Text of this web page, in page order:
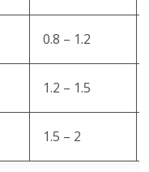
0.8 – 1.2
1.2 – 1.5
1.5 – 2